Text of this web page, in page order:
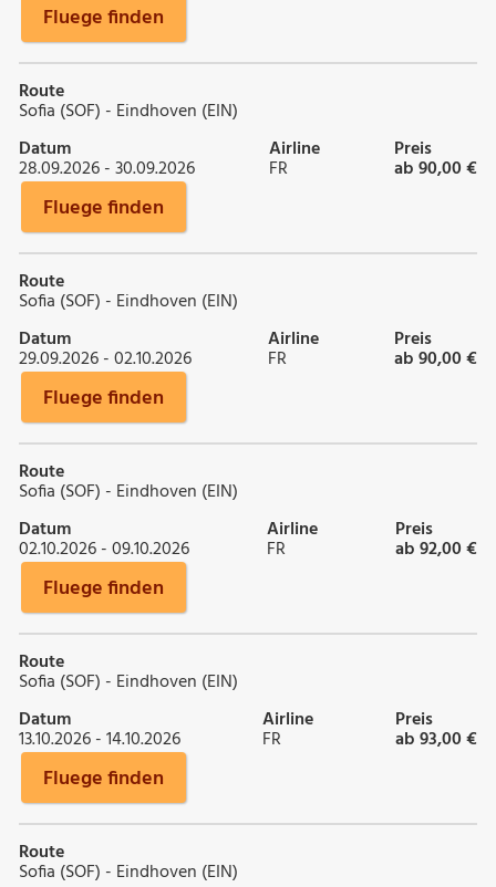
Fluege finden
Route
Sofia (SOF) - Eindhoven (EIN)
Datum
28.09.2026 - 30.09.2026
Airline
FR
Preis
ab 90,00 €
Fluege finden
Route
Sofia (SOF) - Eindhoven (EIN)
Datum
29.09.2026 - 02.10.2026
Airline
FR
Preis
ab 90,00 €
Fluege finden
Route
Sofia (SOF) - Eindhoven (EIN)
Datum
02.10.2026 - 09.10.2026
Airline
FR
Preis
ab 92,00 €
Fluege finden
Route
Sofia (SOF) - Eindhoven (EIN)
Datum
13.10.2026 - 14.10.2026
Airline
FR
Preis
ab 93,00 €
Fluege finden
Route
Sofia (SOF) - Eindhoven (EIN)